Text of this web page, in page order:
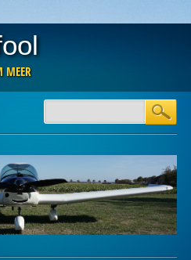
MEER